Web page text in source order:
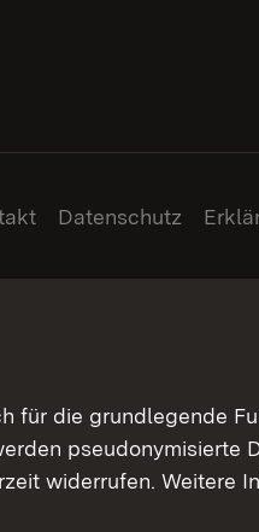
Datenschutz
für die grundlegende
pseudonymisierte
widerrufen. Weitere